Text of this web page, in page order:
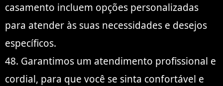
casamento incluem opções personalizadas
para atender às suas necessidades e desejos
específicos.
48. Garantimos um atendimento profissional e
cordial, para que você se sinta confortável e